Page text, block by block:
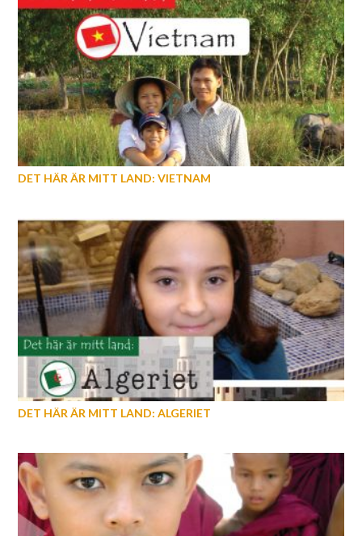
DET HÄR ÄR MITT LAND: VIETNAM
DET HÄR ÄR MITT LAND: ALGERIET